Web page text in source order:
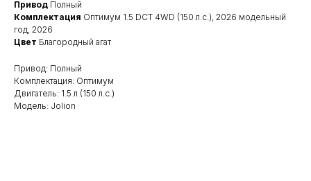
Привод Полный
Комплектация Оптимум 1.5 DCT 4WD (150 л.с.), 2026 модельный
год, 2026
Цвет Благородный агат
Привод: Полный
Комплектация: Оптимум
Двигатель: 1.5 л (150 л.с.)
Модель: Jolion